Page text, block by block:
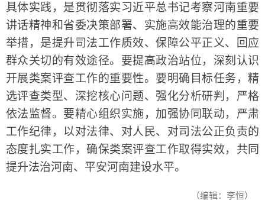
具体实践，是贯彻落实习近平总书记考察河南重要
讲话精神和省委决策部署、实施高效能治理的重要
举措，是提升司法工作质效、保障公平正义、回应
群众关切的有效途径。要提高政治站位，深刻认识
开展类案评查工作的重要性。要明确目标任务，精
选评查类型、深挖核心问题、强化分析研判，严格
依法监督。要精心组织实施，加强协同联动，严肃
工作纪律，以对法律、对人民、对司法公正负责的
态度扎实工作，确保类案评查工作取得实效，共同
提升法治河南、平安河南建设水平。
（编辑：李恒）